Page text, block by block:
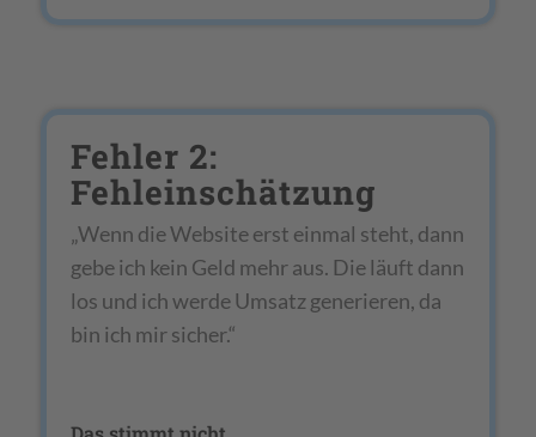
Fehler 2:
Fehleinschätzung
„Wenn die Website erst einmal steht, dann
gebe ich kein Geld mehr aus. Die läuft dann
los und ich werde Umsatz generieren, da
bin ich mir sicher.“